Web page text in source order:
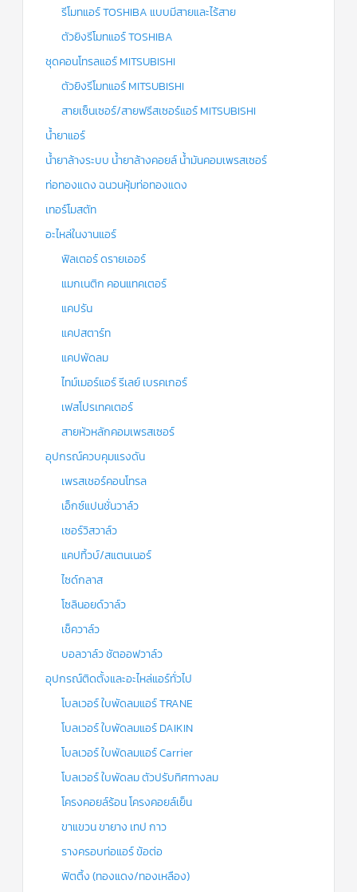
รีโมทแอร์ TOSHIBA แบบมีสายและไร้สาย
ตัวยิงรีโมทแอร์ TOSHIBA
ชุดคอนโทรลแอร์ MITSUBISHI
ตัวยิงรีโมทแอร์ MITSUBISHI
สายเซ็นเซอร์/สายฟรีสเซอร์แอร์ MITSUBISHI
น้ำยาแอร์
น้ำยาล้างระบบ น้ำยาล้างคอยล์ น้ำมันคอมเพรสเซอร์
ท่อทองแดง ฉนวนหุ้มท่อทองแดง
เทอร์โมสตัท
อะไหล่ในงานแอร์
ฟิลเตอร์ ดรายเออร์
แมกเนติก คอนแทคเตอร์
แคปรัน
แคปสตาร์ท
แคปพัดลม
ไทม์เมอร์แอร์ รีเลย์ เบรคเกอร์
เฟสโปรเทคเตอร์
สายหัวหลักคอมเพรสเซอร์
อุปกรณ์ควบคุมแรงดัน
เพรสเชอร์คอนโทรล
เอ็กซ์แปนชั่นวาล์ว
เซอร์วิสวาล์ว
แคปทิ้วบ์/สแตนเนอร์
ไซด์กลาส
โซลินอยด์วาล์ว
เช็ควาล์ว
บอลวาล์ว ชัตออฟวาล์ว
อุปกรณ์ติดตั้งและอะไหล่แอร์ทั่วไป
โบลเวอร์ ใบพัดลมแอร์ TRANE
โบลเวอร์ ใบพัดลมแอร์ DAIKIN
โบลเวอร์ ใบพัดลมแอร์ Carrier
โบลเวอร์ ใบพัดลม ตัวปรับทิศทางลม
โครงคอยล์ร้อน โครงคอยล์เย็น
ขาแขวน ขายาง เทป กาว
รางครอบท่อแอร์ ข้อต่อ
ฟิตติ้ง (ทองแดง/ทองเหลือง)